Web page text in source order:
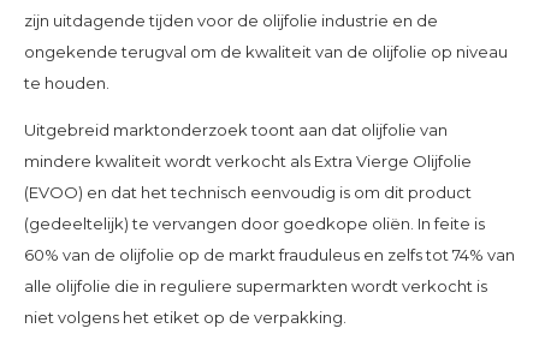
zijn uitdagende tijden voor de olijfolie industrie en de
ongekende terugval om de kwaliteit van de olijfolie op niveau
te houden.
Uitgebreid marktonderzoek toont aan dat olijfolie van
mindere kwaliteit wordt verkocht als Extra Vierge Olijfolie
(EVOO) en dat het technisch eenvoudig is om dit product
(gedeeltelijk) te vervangen door goedkope oliën. In feite is
60% van de olijfolie op de markt frauduleus en zelfs tot 74% van
alle olijfolie die in reguliere supermarkten wordt verkocht is
niet volgens het etiket op de verpakking.